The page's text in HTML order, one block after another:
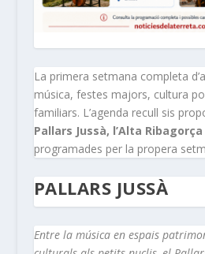
La primera setmana completa
música, festes majors, cultura
familiars. L’agenda recull sis
Pallars Jussà, l’Alta
programades per la propera
PALLARS JUSSÀ
Entre la música en espais